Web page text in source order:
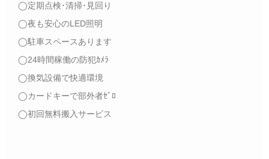
◯定期点検･清掃･見回り
◯夜も安心のLED照明
◯駐車スペースあります
◯24時間稼働の防犯ｶﾒﾗ
◯換気設備で快適環境
◯カードキーで部外者ｾﾞﾛ
◯初回無料搬入サービス